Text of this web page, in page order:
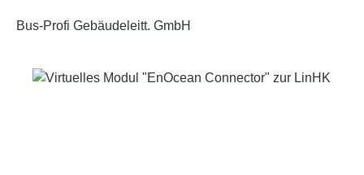
Bus-Profi Gebäudeleitt. GmbH
Bildergalerie überspringen